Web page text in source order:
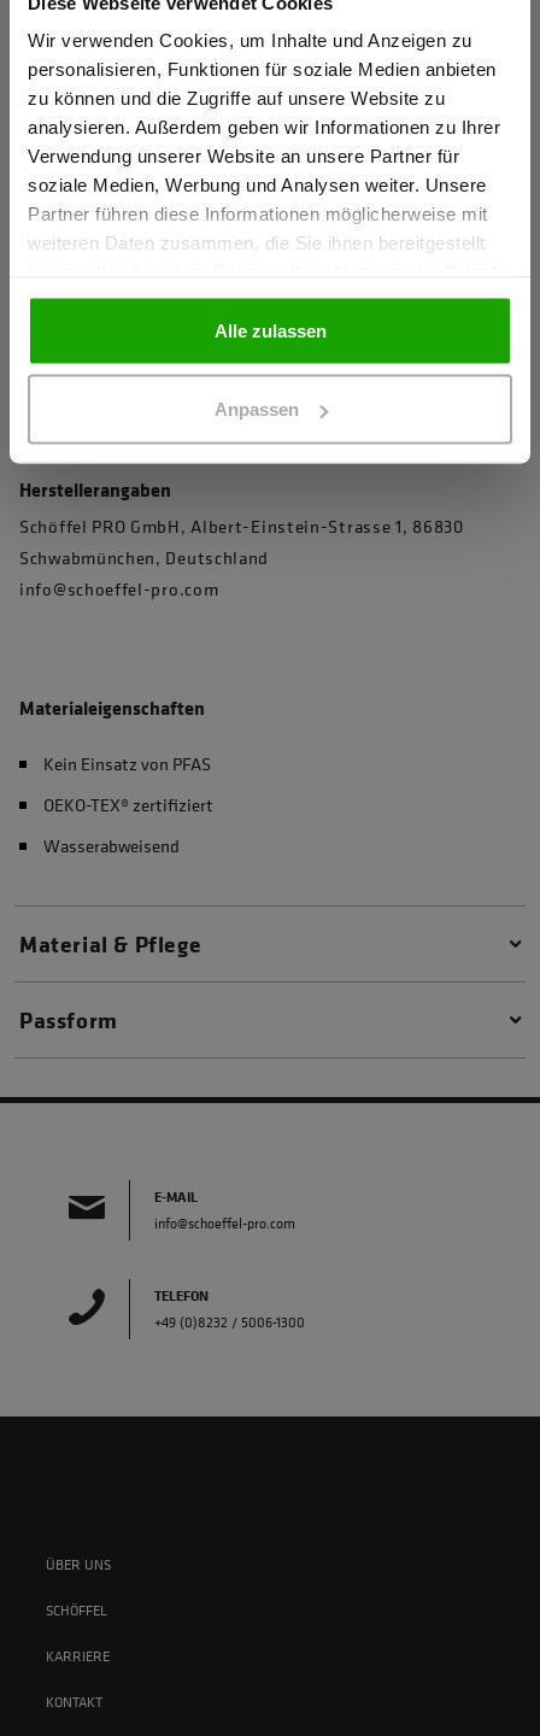
Wir verwenden Cookies, um Inhalte und Anzeigen zu
personalisieren, Funktionen für soziale Medien anbieten
zu können und die Zugriffe auf unsere Website zu
analysieren. Außerdem geben wir Informationen zu Ihrer
Verwendung unserer Website an unsere Partner für
soziale Medien, Werbung und Analysen weiter. Unsere
Partner führen diese Informationen möglicherweise mit
weiteren Daten zusammen, die Sie ihnen bereitgestellt
gesammelt haben.
Alle zulassen
Anpassen
4D Body Mapping für beste Performance
Knietaschen zertifiziert nach EN 14404-3:2024
Extrem robustes PRO AR40 Knieschutz-Gewebe für
maximale Abriebfestigkeit
Wasserabweisendes Stretchmaterial für perfekten
Tragekomfort
Verdeckter Knopf und Reißverschluss verhindert das
Herstellerangaben
Schöffel PRO GmbH, Albert-Einstein-Strasse 1, 86830
Schwabmünchen, Deutschland
info@schoeffel-pro.com
Materialeigenschaften
Kein Einsatz von PFAS
OEKO-TEX® zertifiziert
Wasserabweisend
Material & Pflege
Passform
E-MAIL
info@schoeffel-pro.com
TELEFON
+49 (0)8232 / 5006-1300
ÜBER UNS
SCHÖFFEL
KARRIERE
KONTAKT
Sind Sie
Gewerbetreibender?
Ich bestätige, dass ich Gewerbetreibender bin. Alle
Preise werden netto ausgewiesen.